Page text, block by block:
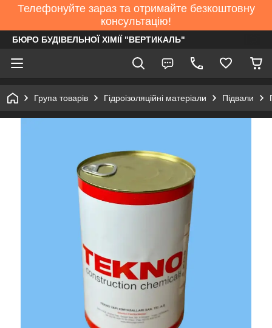
Телефонуйте зараз та отримайте безкоштовну
консультацію!
БЮРО БУДІВЕЛЬНОЇ ХІМІЇ "ВЕРТИКАЛЬ"
Група товарів Гідроізоляційні матеріали Підвали